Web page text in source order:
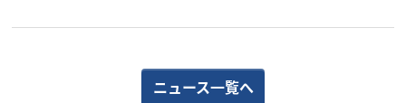
ニュース一覧へ